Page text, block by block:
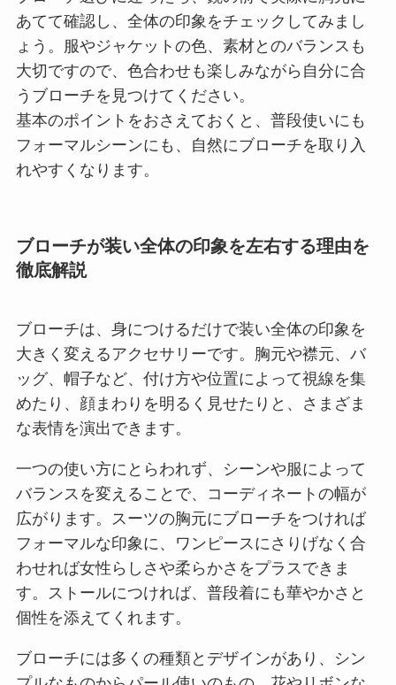
あてて確認し、全体の印象をチェックしてみまし
ょう。服やジャケットの色、素材とのバランスも
大切ですので、色合わせも楽しみながら自分に合
うブローチを見つけてください。
基本のポイントをおさえておくと、普段使いにも
フォーマルシーンにも、自然にブローチを取り入
れやすくなります。
ブローチが装い全体の印象を左右する理由を
徹底解説
ブローチは、身につけるだけで装い全体の印象を
大きく変えるアクセサリーです。胸元や襟元、バ
ッグ、帽子など、付け方や位置によって視線を集
めたり、顔まわりを明るく見せたりと、さまざま
な表情を演出できます。
一つの使い方にとらわれず、シーンや服によって
バランスを変えることで、コーディネートの幅が
広がります。スーツの胸元にブローチをつければ
フォーマルな印象に、ワンピースにさりげなく合
わせれば女性らしさや柔らかさをプラスできま
す。ストールにつければ、普段着にも華やかさと
個性を添えてくれます。
ブローチには多くの種類とデザインがあり、シン